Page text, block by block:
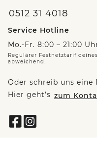
0512 31 4018
Service Hotline
Mo.-Fr. 8:00 – 21:00
Regulärer Festnetztarif
abweichend.
Oder schreib uns eine
Hier geht’s zum